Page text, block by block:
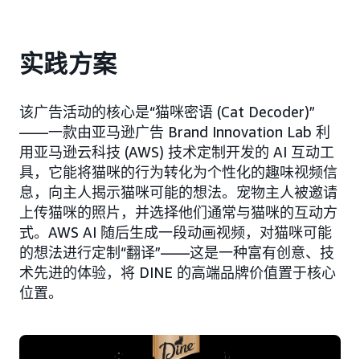
实践方案
该广告活动的核心是“猫咪密语 (Cat Decoder)”
——一款由亚马逊广告 Brand Innovation Lab 利
用亚马逊云科技 (AWS) 技术定制开发的 AI 互动工
具，它能将猫咪的行为转化为个性化的趣味视频信
息，向主人揭示猫咪可能的想法。宠物主人被邀请
上传猫咪的照片，并选择他们通常与猫咪的互动方
式。AWS AI 随后生成一段动画视频，对猫咪可能
的想法进行定制“翻译”——这是一种富有创意、技
术先进的体验，将 DINE 的高端品牌价值置于核心
位置。